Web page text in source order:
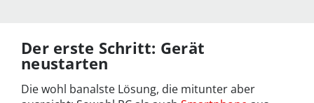
Der erste Schritt: Gerät
neustarten
Die wohl banalste Lösung, die mitunter aber